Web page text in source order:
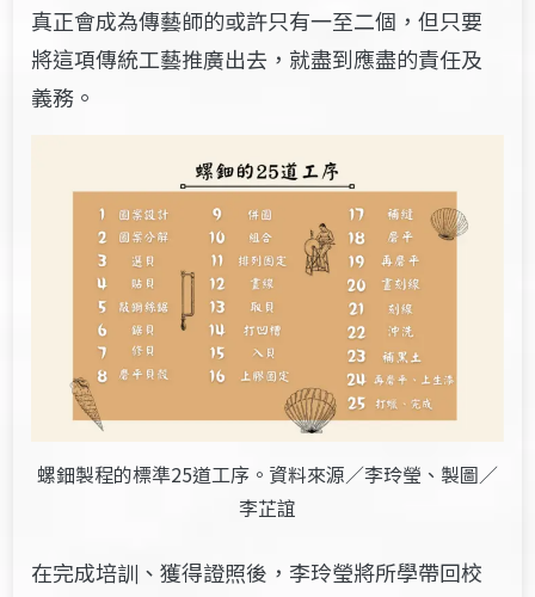
真正會成為傳藝師的或許只有一至二個，但只要
將這項傳統工藝推廣出去，就盡到應盡的責任及
義務。
螺鈿製程的標準25道工序。資料來源／李玲瑩、製圖／
李芷誼
在完成培訓、獲得證照後，李玲瑩將所學帶回校